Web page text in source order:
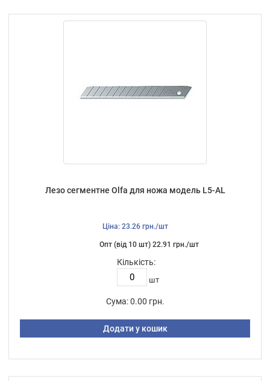
Лезо сегментне Olfa для ножа модель L5-AL
Ціна: 23.26 грн./шт
Опт (від 10 шт) 22.91 грн./шт
Кількість:
шт
Сума: 0.00 грн.
Додати у кошик